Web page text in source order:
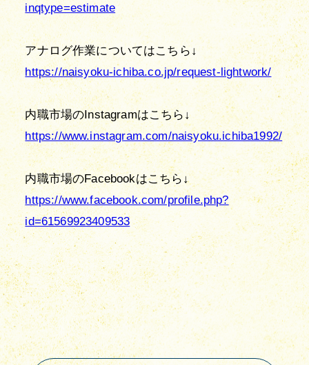
inqtype=estimate
https://naisyoku-ichiba.co.jp/request-lightwork/
内職市場のInstagramはこちら↓
https://www.instagram.com/naisyoku.ichiba1992/
内職市場のFacebookはこちら↓
https://www.facebook.com/profile.php?
id=61569923409533